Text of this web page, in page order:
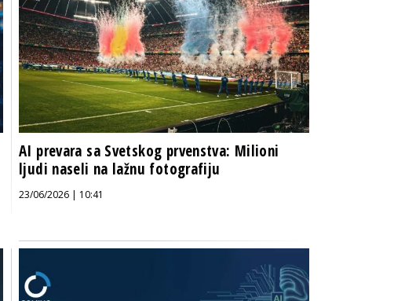
AI prevara sa Svetskog prvenstva: Milioni
ljudi naseli na lažnu fotografiju
23/06/2026 | 10:41